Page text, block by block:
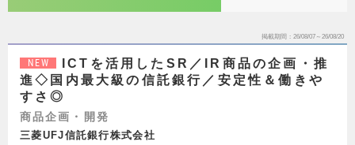
掲載期間 26/08/07～26/08/20
NEW
ICTを活用したSR／IR商品の企画・推
進◇国内最大級の信託銀行／安定性＆働きや
すさ◎
商品企画・開発
三菱UFJ信託銀行株式会社